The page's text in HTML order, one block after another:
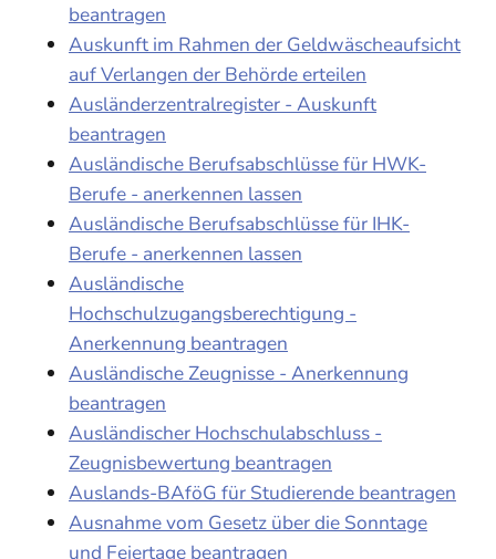
beantragen
Auskunft im Rahmen der Geldwäscheaufsicht
auf Verlangen der Behörde erteilen
Ausländerzentralregister - Auskunft
beantragen
Ausländische Berufsabschlüsse für HWK-
Berufe - anerkennen lassen
Ausländische Berufsabschlüsse für IHK-
Berufe - anerkennen lassen
Ausländische
Hochschulzugangsberechtigung -
Anerkennung beantragen
Ausländische Zeugnisse - Anerkennung
beantragen
Ausländischer Hochschulabschluss -
Zeugnisbewertung beantragen
Auslands-BAföG für Studierende beantragen
Ausnahme vom Gesetz über die Sonntage
und Feiertage beantragen